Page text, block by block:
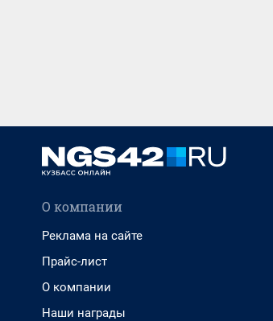
О компании
Реклама на сайте
Прайс-лист
О компании
Наши награды